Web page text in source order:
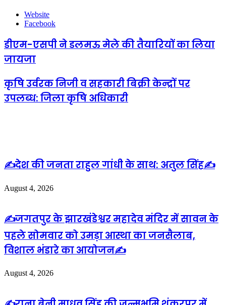
Website
Facebook
डीएम-एसपी ने डलमऊ मेले की तैयारियों का लिया
जायजा
कृषि उर्वरक निजी व सहकारी बिक्री केन्द्रों पर
उपलब्ध: जिला कृषि अधिकारी
✍️देश की जनता राहुल गांधी के साथ: अतुल सिंह✍️
August 4, 2026
✍️जगतपुर के झारखंडेश्वर महादेव मंदिर में सावन के
पहले सोमवार को उमड़ा आस्था का जनसैलाब,
विशाल भंडारे का आयोजन✍️
August 4, 2026